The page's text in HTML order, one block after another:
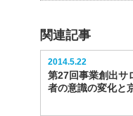
関連記事
2014.5.22
第27回事業創出サ
者の意識の変化と